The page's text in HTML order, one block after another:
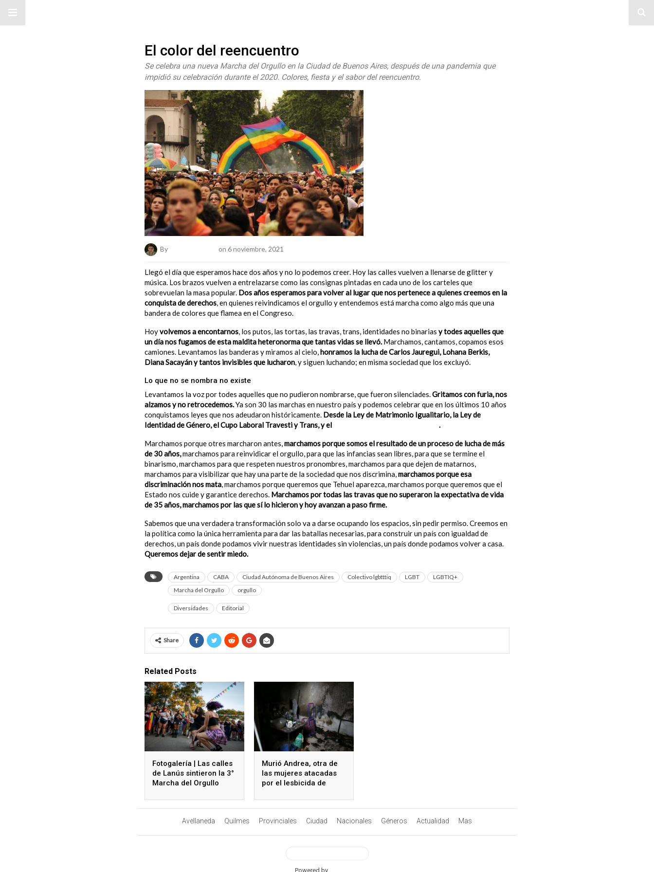
El color del reencuentro
Se celebra una nueva Marcha del Orgullo en la Ciudad de Buenos Aires, después de una pandemia que
impidió su celebración durante el 2020. Colores, fiesta y el sabor del reencuentro.
By on 6 noviembre, 2021
Llegó el día que esperamos hace dos años y no lo podemos creer. Hoy las calles vuelven a llenarse de glitter y
música. Los brazos vuelven a entrelazarse como las consignas pintadas en cada uno de los carteles que
sobrevuelan la masa popular. Dos años esperamos para volver al lugar que nos pertenece a quienes creemos en la
conquista de derechos, en quienes reivindicamos el orgullo y entendemos está marcha como algo más que una
bandera de colores que flamea en el Congreso.
Hoyvolvemos a encontarnos, los putos, las tortas, las travas, trans, identidades no binarias y todes aquelles que
un día nos fugamos de esta maldita heteronorma que tantas vidas se llevó.Marchamos, cantamos, copamos esos
camiones. Levantamos las banderas y miramos al cielo,honramos la lucha de Carlos Jauregui, Lohana Berkis,
Diana Sacayán y tantos invisibles que lucharon, y siguen luchando; en misma sociedad que los excluyó.
Lo que no se nombra no existe
Levantamos la voz por todes aquelles que no pudieron nombrarse, que fueron silenciades.Gritamos con furia, nos
alzamos y no retrocedemos.Ya son 30 las marchas en nuestro país y podemos celebrar que en los últimos 10 años
conquistamos leyes que nos adeudaron históricamente. Desde la Ley de Matrimonio Igualitario, la Ley de
Identidad de Género, el Cupo Laboral Travesti y Trans, y el
.
Marchamos porque otres marcharon antes,marchamos porque somos el resultado de un proceso de lucha de más
de 30 años,marchamos para reinvidicar el orgullo, para que las infancias sean libres, para que se termine el
binarismo, marchamos para que respeten nuestros pronombres, marchamos para que dejen de matarnos,
marchamos para visibilizar que hay una parte de la sociedad que nos discrimina,marchamos porque esa
discriminación nos mata, marchamos porque queremos que Tehuel aparezca, marchamos porque queremos que el
Estado nos cuide y garantice derechos. Marchamos por todas las travas que no superaron la expectativa de vida
de 35 años, marchamos por las que sí lo hicieron y hoy avanzan a paso firme.
Sabemos que una verdadera transformación solo va a darse ocupando los espacios, sin pedir permiso. Creemos en
la política como la única herramienta para dar las batallas necesarias, para construir un país con igualdad de
derechos, un país donde podamos vivir nuestras identidades sin violencias, un país donde podamos volver a casa.
Queremos dejar de sentir miedo.
Argentina CABA Ciudad Autónoma de Buenos Aires Colectivo lgbtttiq LGBT
LGBTIQ+
Marcha del Orgullo
orgullo
Diversidades Editorial
Share
Related Posts
Fotogalería | Las calles
de Lanús sintieron la 3°
Marcha del Orgullo
Murió Andrea, otra de
las mujeres atacadas
por el lesbicida de
Avellaneda Quilmes Provinciales Ciudad Nacionales Géneros Actualidad Mas
Powered by